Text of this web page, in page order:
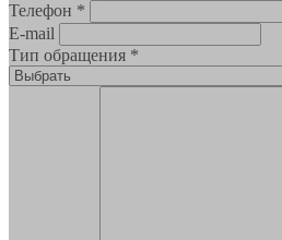
Телефон *
E-mail
Тип обращения *